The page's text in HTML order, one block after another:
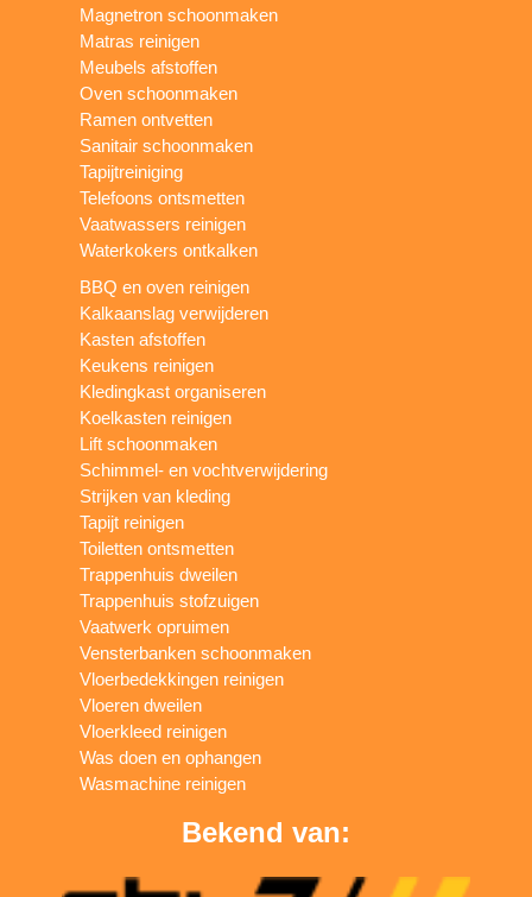
Magnetron schoonmaken
Matras reinigen
Meubels afstoffen
Oven schoonmaken
Ramen ontvetten
Sanitair schoonmaken
Tapijtreiniging
Telefoons ontsmetten
Vaatwassers reinigen
Waterkokers ontkalken
BBQ en oven reinigen
Kalkaanslag verwijderen
Kasten afstoffen
Keukens reinigen
Kledingkast organiseren
Koelkasten reinigen
Lift schoonmaken
Schimmel- en vochtverwijdering
Strijken van kleding
Tapijt reinigen
Toiletten ontsmetten
Trappenhuis dweilen
Trappenhuis stofzuigen
Vaatwerk opruimen
Vensterbanken schoonmaken
Vloerbedekkingen reinigen
Vloeren dweilen
Vloerkleed reinigen
Was doen en ophangen
Wasmachine reinigen
Bekend van: